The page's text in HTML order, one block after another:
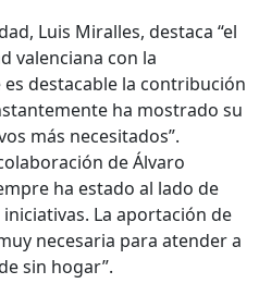
Luis Miralles, destaca “el
valenciana con la
destacable la contribución
ha mostrado su
más necesitados”.
de Álvaro
ha estado al lado de
La aportación de
necesaria para atender a
sin hogar”.